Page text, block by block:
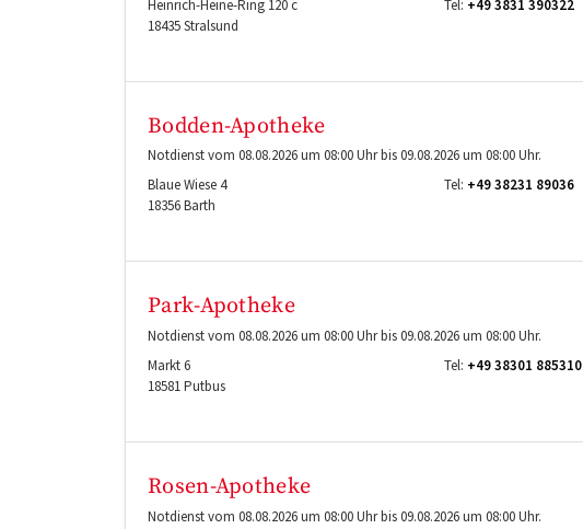
Heinrich-Heine-Ring 120 c
18435Stralsund
Tel: +49 3831 390322
Bodden-Apotheke
Notdienst vom 08.08.2026 um 08:00 Uhr bis 09.08.2026 um 08:00 Uhr.
Blaue Wiese 4
18356Barth
Tel: +49 38231 89036
Park-Apotheke
Notdienst vom 08.08.2026 um 08:00 Uhr bis 09.08.2026 um 08:00 Uhr.
Markt 6
18581Putbus
Tel: +49 38301 885310
Rosen-Apotheke
Notdienst vom 08.08.2026 um 08:00 Uhr bis 09.08.2026 um 08:00 Uhr.